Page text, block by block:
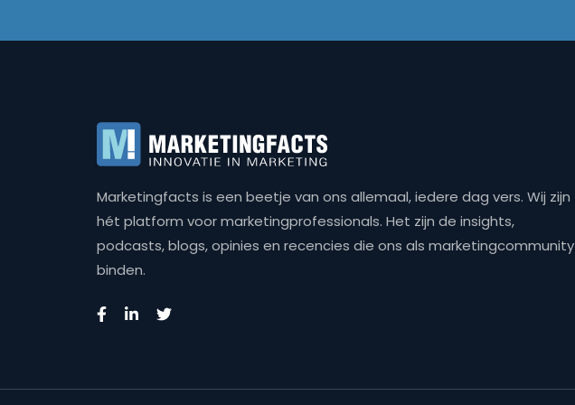
Marketingfacts is een beetje van ons allemaal, iedere dag vers. Wij zijn
hét platform voor marketingprofessionals. Het zijn de insights,
podcasts, blogs, opinies en recencies die ons als marketingcommunity
binden.